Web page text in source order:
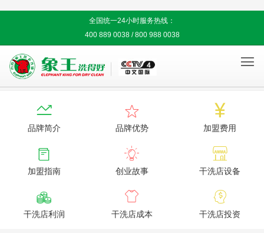
全国统一24小时服务热线：
400 889 0038 / 800 988 0038


品牌简介

品牌优势

加盟费用

加盟指南

创业故事

干洗店设备

干洗店利润

干洗店成本

干洗店投资